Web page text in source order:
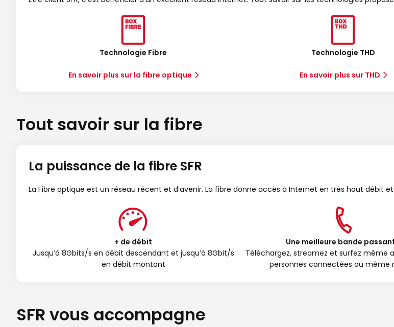
Technologie Fibre
En savoir plus sur la fibre optique
Technologie THD
En savoir plus sur THD
Tout savoir sur la fibre
La puissance de la fibre SFR
La Fibre optique est un réseau récent et d’avenir. La fibre donne accès à Internet en très haut débit
+ de débit
Jusqu’à 8Gbits/s en débit descendant et jusqu’à 8Gbit/s
en débit montant
Une meilleure bande
Téléchargez, streamez et surfez même
personnes connectées au même
SFR vous accompagne